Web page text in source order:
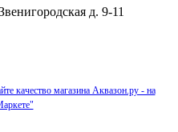
д. 9-11
качество магазина Аквазон.ру - на